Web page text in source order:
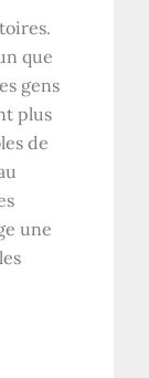
que
gens
plus
de
une